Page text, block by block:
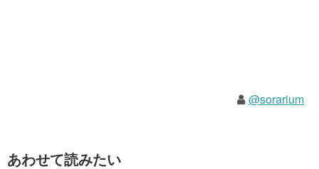
@sorarium
あわせて読みたい